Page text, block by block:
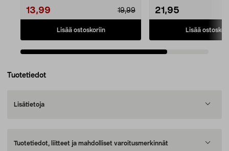
19,99
13,99
Lisää ostoskoriin
21,95
Lisää
Tuotetiedot
Lisätietoja
Tuotetiedot, liitteet ja mahdolliset varoitusmerkinnät